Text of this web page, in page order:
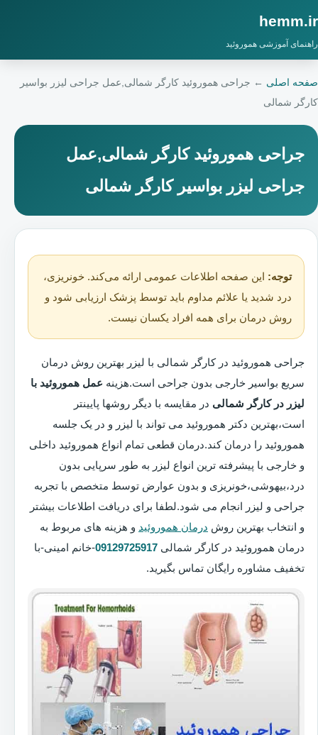
hemm.ir
راهنمای آموزشی هموروئید
صفحه اصلی ← جراحی هموروئید کارگر شمالی,عمل جراحی لیزر بواسیر
کارگر شمالی
جراحی هموروئید کارگر شمالی,عمل
جراحی لیزر بواسیر کارگر شمالی
توجه: این صفحه اطلاعات عمومی ارائه می‌کند. خونریزی،
درد شدید یا علائم مداوم باید توسط پزشک ارزیابی شود و
روش درمان برای همه افراد یکسان نیست.
جراحی هموروئید در کارگر شمالی با لیزر بهترین روش درمان
سریع بواسیر خارجی بدون جراحی است.هزینه عمل هموروئید با
لیزر در کارگر شمالی در مقایسه با دیگر روشها پایینتر
است،بهترین دکتر هموروئید می تواند با لیزر و در یک جلسه
هموروئید را درمان کند.درمان قطعی تمام انواع هموروئید داخلی
و خارجی با پیشرفته ترین انواع لیزر به طور سرپایی بدون
درد،بیهوشی،خونریزی و بدون عوارض توسط متخصص با تجربه
جراحی و لیزر انجام می شود.لطفا برای دریافت اطلاعات بیشتر
و انتخاب بهترین روش درمان هموروئید و هزینه های مربوط به
درمان هموروئید در کارگر شمالی 09129725917-خانم امینی-با
تخفیف مشاوره رایگان تماس بگیرید.